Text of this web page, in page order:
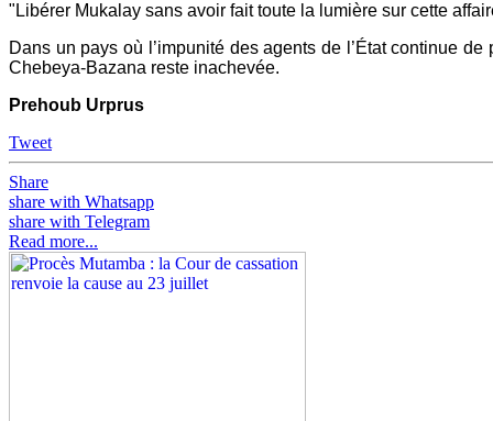
"Libérer Mukalay sans avoir fait toute la lumière sur cette
Dans un pays où l’impunité des agents de l’État continue
Chebeya-Bazana reste inachevée.
Prehoub Urprus
Tweet
Share
share with Whatsapp
share with Telegram
Read more...